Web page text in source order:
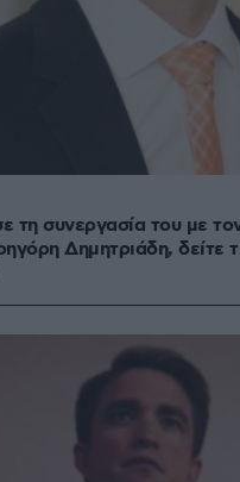
τη συνεργασία του με
Δημητριάδη, δείτε